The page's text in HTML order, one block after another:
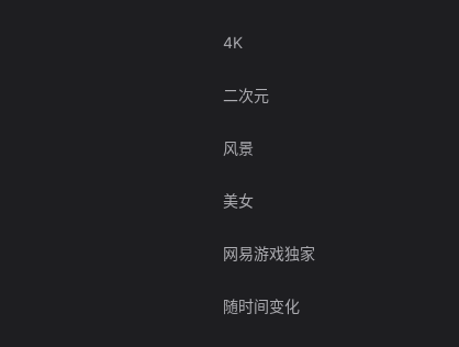
4K
二次元
风景
美女
网易游戏独家
随时间变化